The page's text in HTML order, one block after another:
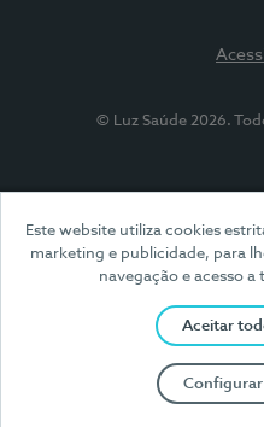
Este website utiliza cookies
marketing e publicidade, para
navegação e acesso
Aceitar
© Luz Saúde 2026.